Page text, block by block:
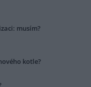
musím?
kotle?